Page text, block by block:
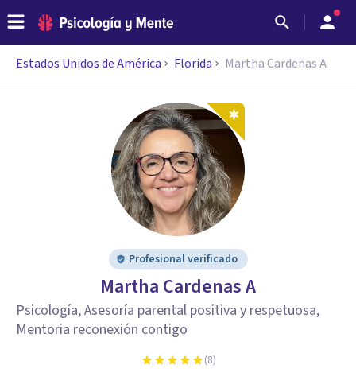
Estados Unidos de América Florida Martha Cardenas A
Profesional verificado
Martha Cardenas A
Psicología, Asesoría parental positiva y respetuosa,
Mentoria reconexión contigo
(8)